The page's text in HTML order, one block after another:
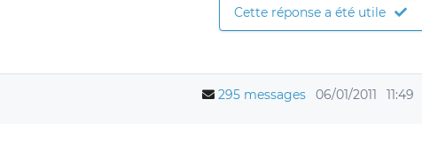
Cette réponse a été utile
295 messages 06/01/2011 11:49